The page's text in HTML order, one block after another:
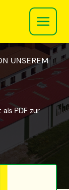
UNSEREM
PDF zur